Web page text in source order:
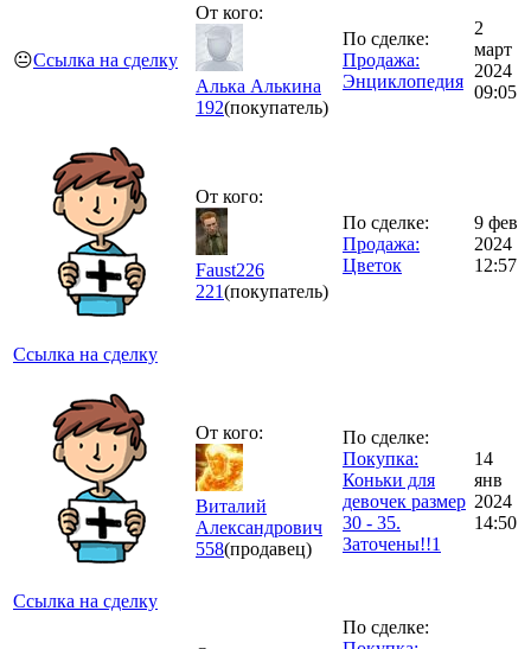
😐Ссылка на сделку
От кого:
Алька Алькина
192(покупатель)
По сделке:
Продажа:
Энциклопедия
2
март
2024
09:05
Ссылка на сделку
От кого:
Faust226
221(покупатель)
По сделке:
Продажа:
Цветок
9 фев
2024
12:57
Ссылка на сделку
От кого:
Виталий
Александрович
558(продавец)
По сделке:
Покупка:
Коньки для
девочек размер
30 - 35.
Заточены!!1
14
янв
2024
14:50
По сделке: